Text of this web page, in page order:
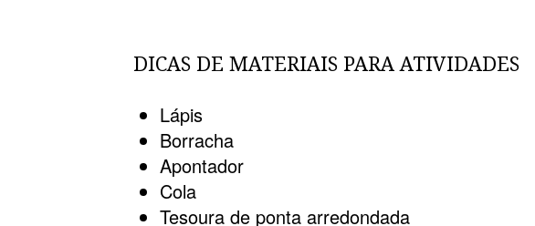
DICAS DE MATERIAIS PARA ATIVIDADES
Lápis
Borracha
Apontador
Cola
Tesoura de ponta arredondada